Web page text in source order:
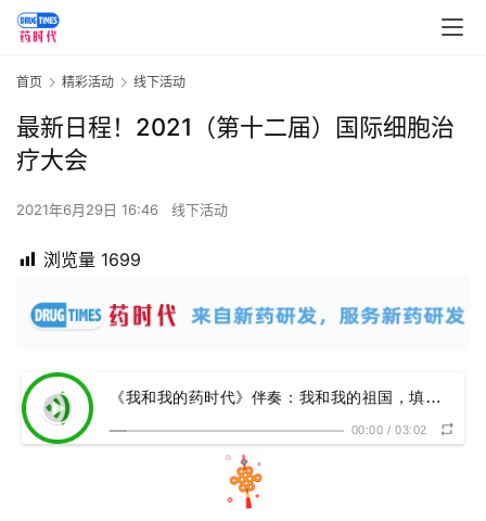
首页 精彩活动 线下活动
最新日程！2021（第十二届）国际细胞治
疗大会
2021年6月29日 16:46 线下活动
浏览量 1699
《我和我的药时代》伴奏：我和我的祖国，填词：药时代 演唱：PJ
00:00 /03:02